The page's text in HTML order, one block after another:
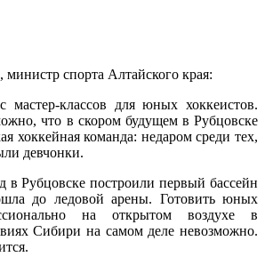
спорта Алтайского края:
мастер-классов для юных хоккеистов.
что в скором будущем в Рубцовске
хоккейная команда: недаром среди тех,
девчонки.
в Рубцовске построили первый бассейн
до ледовой арены. Готовить юных
на открытом воздухе в
Сибири на самом деле невозможно.